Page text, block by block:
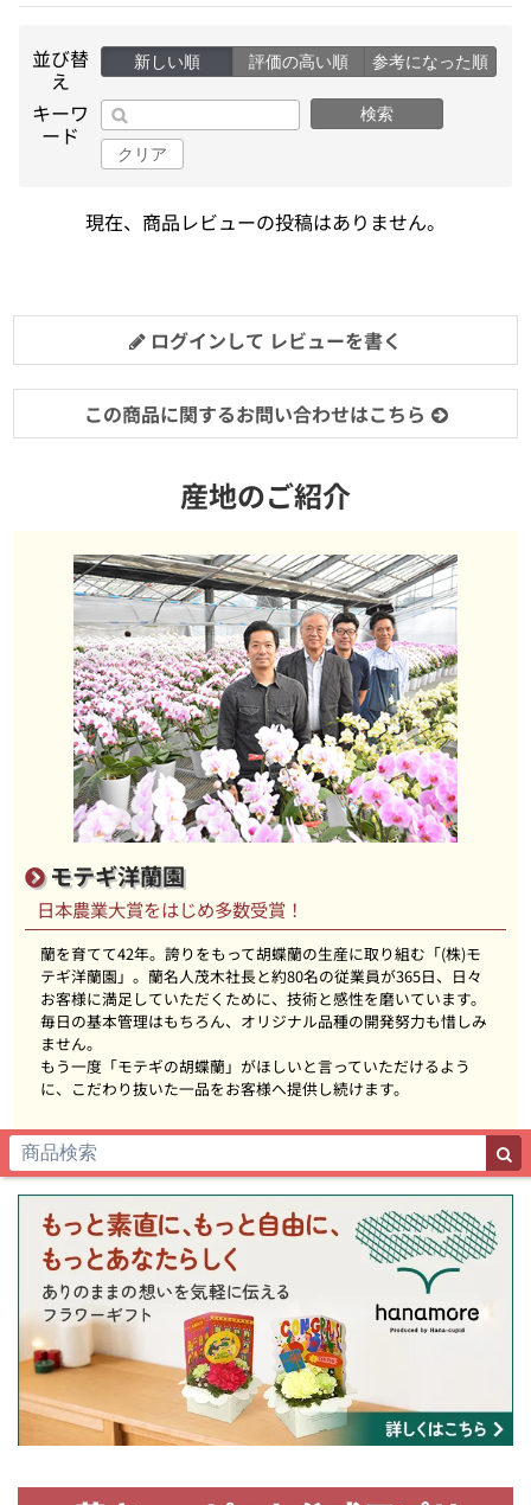
並び替
え
新しい順 評価の高い順 参考になった順
キーワ
ード
検索
クリア
現在、商品レビューの投稿はありません。
ログインして レビューを書く
この商品に関するお問い合わせはこちら
産地のご紹介
モテギ洋蘭園
日本農業大賞をはじめ多数受賞！
蘭を育てて42年。誇りをもって胡蝶蘭の生産に取り組む「(株)モ
テギ洋蘭園」。蘭名人茂木社長と約80名の従業員が365日、日々
お客様に満足していただくために、技術と感性を磨いています。
毎日の基本管理はもちろん、オリジナル品種の開発努力も惜しみ
ません。
もう一度「モテギの胡蝶蘭」がほしいと言っていただけるよう
に、こだわり抜いた一品をお客様へ提供し続けます。